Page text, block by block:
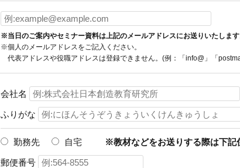
※当日のご案内やセミナー資料は上記のメールアドレスにお送りいたします
※個人のメールアドレスをご記入ください。
代表アドレスや役職アドレスは登録できません。(例：「info@」「
会社名
ふりがな
勤務先 自宅 ※教材などをお送りする際は下記
郵便番号